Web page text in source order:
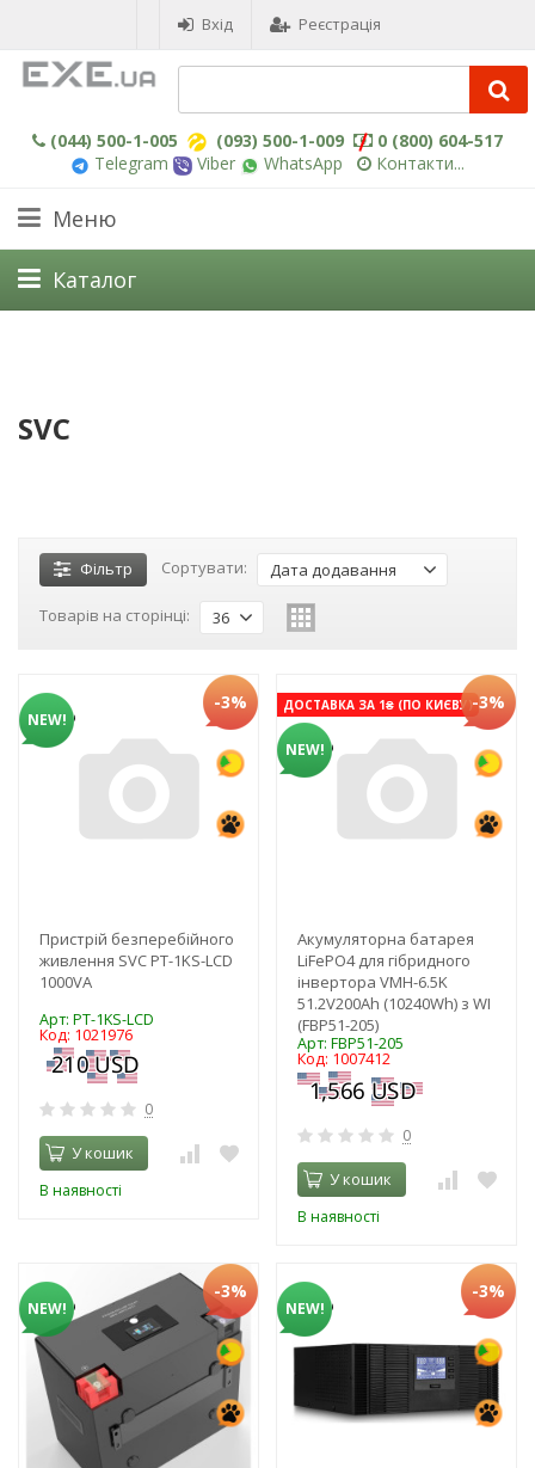
Вхід Реєстрація
(044) 500-1-005 (093) 500-1-009
0 (800) 604-517
Telegram
Viber WhatsApp Контакти...
Меню
Каталог
SVC
Фільтр Сортувати: Дата додавання
Товарів на сторінці: 36
NEW!
-3%
Пристрій безперебійного
живлення SVC PT-1KS-LCD
1000VА
Арт: PT-1KS-LCD
Код: 1021976
0
У кошик
В наявності
ДОСТАВКА ЗА 1₴ (ПО КИЄВУ)
NEW!
-3%
Акумуляторна батарея
LiFePO4 для гібридного
інвертора VMH-6.5K
51.2V200Ah (10240Wh) з WI
(FBP51-205)
Арт: FBP51-205
Код: 1007412
0
У кошик
В наявності
NEW!
-3%
NEW!
-3%